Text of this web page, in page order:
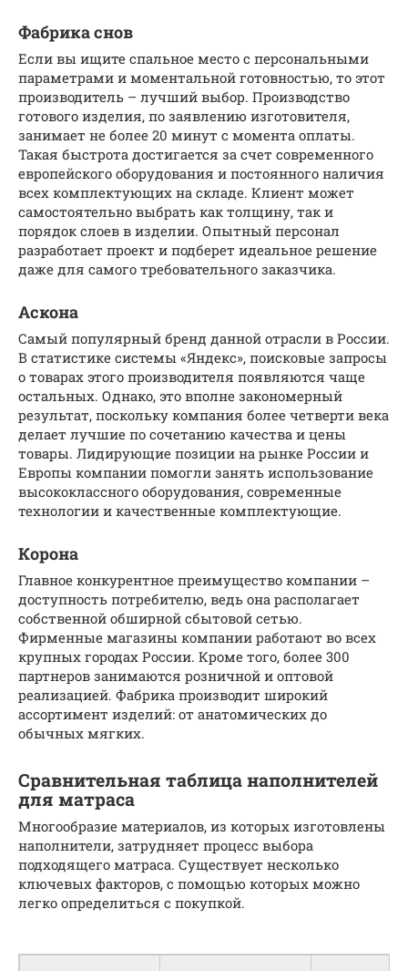
Фабрика снов
Если вы ищите спальное место с персональными
параметрами и моментальной готовностью, то этот
производитель – лучший выбор. Производство
готового изделия, по заявлению изготовителя,
занимает не более 20 минут с момента оплаты.
Такая быстрота достигается за счет современного
европейского оборудования и постоянного наличия
всех комплектующих на складе. Клиент может
самостоятельно выбрать как толщину, так и
порядок слоев в изделии. Опытный персонал
разработает проект и подберет идеальное решение
даже для самого требовательного заказчика.
Аскона
Самый популярный бренд данной отрасли в России.
В статистике системы «Яндекс», поисковые запросы
о товарах этого производителя появляются чаще
остальных. Однако, это вполне закономерный
результат, поскольку компания более четверти века
делает лучшие по сочетанию качества и цены
товары. Лидирующие позиции на рынке России и
Европы компании помогли занять использование
высококлассного оборудования, современные
технологии и качественные комплектующие.
Корона
Главное конкурентное преимущество компании –
доступность потребителю, ведь она располагает
собственной обширной сбытовой сетью.
Фирменные магазины компании работают во всех
крупных городах России. Кроме того, более 300
партнеров занимаются розничной и оптовой
реализацией. Фабрика производит широкий
ассортимент изделий: от анатомических до
обычных мягких.
Сравнительная таблица наполнителей
для матраса
Многообразие материалов, из которых изготовлены
наполнители, затрудняет процесс выбора
подходящего матраса. Существует несколько
ключевых факторов, с помощью которых можно
легко определиться с покупкой.